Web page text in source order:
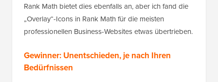
Rank Math bietet dies ebenfalls an, aber ich fand die
„Overlay“-Icons in Rank Math für die meisten
professionellen Business-Websites etwas übertrieben.
Gewinner: Unentschieden, je nach Ihren
Bedürfnissen